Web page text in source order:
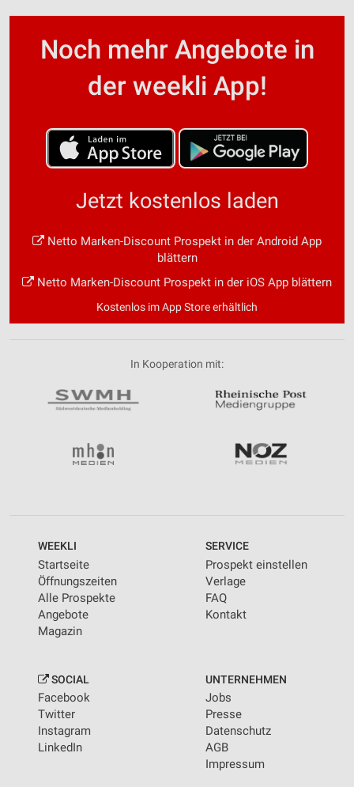
Noch mehr Angebote in
der weekli App!
Jetzt kostenlos laden
Netto Marken-Discount Prospekt in der Android App
blättern
Netto Marken-Discount Prospekt in der iOS App blättern
Kostenlos im App Store erhältlich
In Kooperation mit:
WEEKLI
Startseite
Öffnungszeiten
Alle Prospekte
Angebote
Magazin
SERVICE
Prospekt einstellen
Verlage
FAQ
Kontakt
SOCIAL
Facebook
Twitter
Instagram
LinkedIn
UNTERNEHMEN
Jobs
Presse
Datenschutz
AGB
Impressum